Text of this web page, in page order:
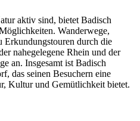
aktiv sind, bietet Badisch
Wanderwege,
Erkundungstouren durch die
nahegelegene Rhein und der
an. Insgesamt ist Badisch
das seinen Besuchern eine
Kultur und Gemütlichkeit bietet.